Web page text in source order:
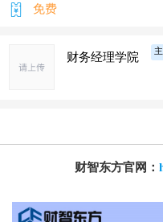
免费
财务经理学院
财智东方官网：